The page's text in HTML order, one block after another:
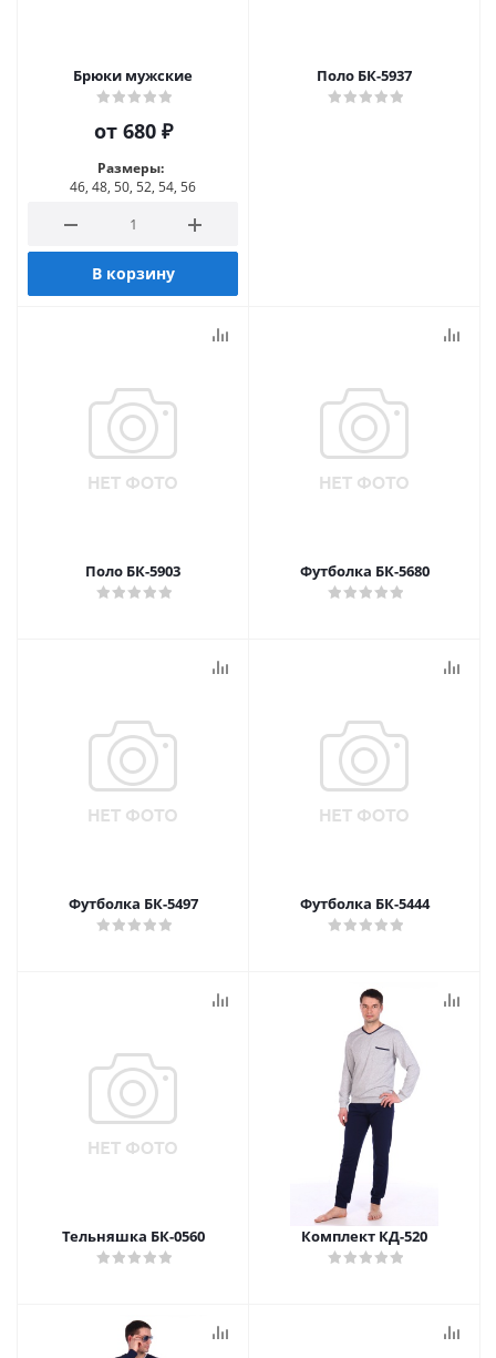
Брюки мужские
от 680 ₽
Размеры:
46, 48, 50, 52, 54, 56
В корзину
Поло БК-5937
Поло БК-5903 Футболка БК-5680
Футболка БК-5497 Футболка БК-5444
Тельняшка БК-0560 Комплект КД-520